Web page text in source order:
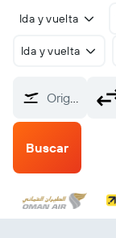
Ida y vuelta
Ida y vuelta
Origen
Buscar